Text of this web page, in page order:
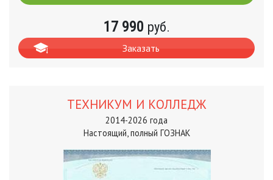
17 990 руб.
Заказать
ТЕХНИКУМ И КОЛЛЕДЖ
2014-2026 года
Настоящий, полный ГОЗНАК